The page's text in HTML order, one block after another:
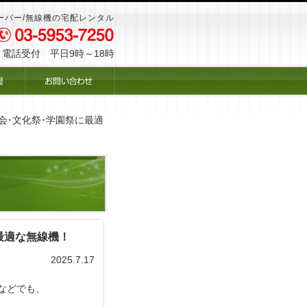
バー/無線機の宅配レンタル
電話受付 平日9時～18時
･文化祭･学園祭に最適
な無線機！
2025.7.17
でも、